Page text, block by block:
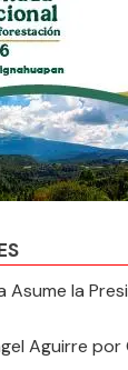
Asume la
Aguirre